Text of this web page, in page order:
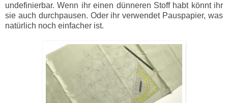
undefinierbar.Wenn ihr einen dünneren Stoff habt könnt ihr
sie auch durchpausen. Oder ihr verwendet Pauspapier, was
natürlich noch einfacher ist.